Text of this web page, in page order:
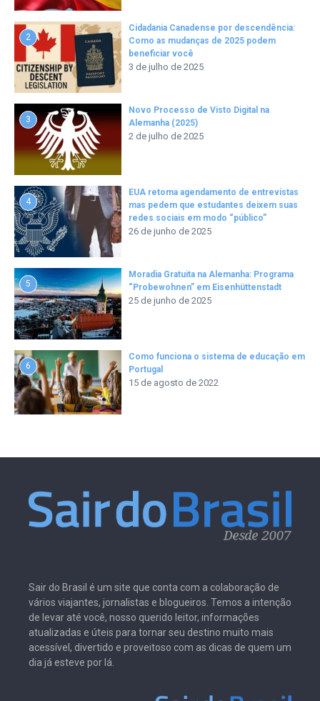
2
Cidadania Canadense por descendência:
Como as mudanças de 2025 podem
beneficiar você
3 de julho de 2025
3
Novo Processo de Visto Digital na
Alemanha (2025)
2 de julho de 2025
4
EUA retoma agendamento de entrevistas
mas pedem que estudantes deixem suas
redes sociais em modo “público”
26 de junho de 2025
5
Moradia Gratuita na Alemanha: Programa
“Probewohnen” em Eisenhüttenstadt
25 de junho de 2025
6
Como funciona o sistema de educação em
Portugal
15 de agosto de 2022
Sair do Brasil é um site que conta com a colaboração de
vários viajantes, jornalistas e blogueiros. Temos a intenção
de levar até você, nosso querido leitor, informações
atualizadas e úteis para tornar seu destino muito mais
acessível, divertido e proveitoso com as dicas de quem um
dia já esteve por lá.